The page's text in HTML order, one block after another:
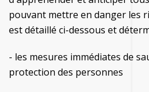
pouvant mettre en danger les
est détaillé ci-dessous et
- les mesures immédiates de
protection des personnes